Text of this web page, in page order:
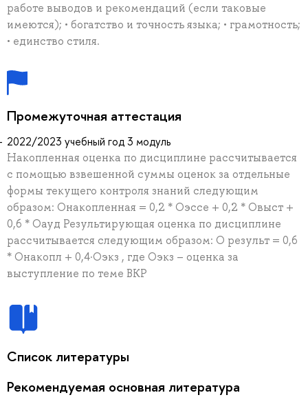
работе выводов и рекомендаций (если таковые
имеются); • богатство и точность языка; • грамотность;
• единство стиля.
Промежуточная аттестация
2022/2023 учебный год 3 модуль
Накопленная оценка по дисциплине рассчитывается
с помощью взвешенной суммы оценок за отдельные
формы текущего контроля знаний следующим
образом: Онакопленная = 0,2 * Оэссе + 0,2 * Овыст +
0,6 * Оауд Результирующая оценка по дисциплине
рассчитывается следующим образом: О результ = 0,6
* Онакопл + 0,4·Оэкз , где Оэкз – оценка за
выступление по теме ВКР
Список литературы
Рекомендуемая основная литература